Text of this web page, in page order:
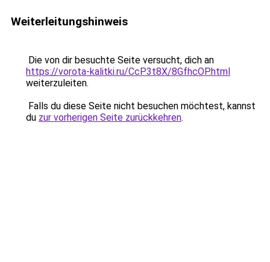
Weiterleitungshinweis
Die von dir besuchte Seite versucht, dich an
https://vorota-kalitki.ru/CcP3t8X/8GfhcOP.html
weiterzuleiten.
Falls du diese Seite nicht besuchen möchtest, kannst
du zur vorherigen Seite zurückkehren.